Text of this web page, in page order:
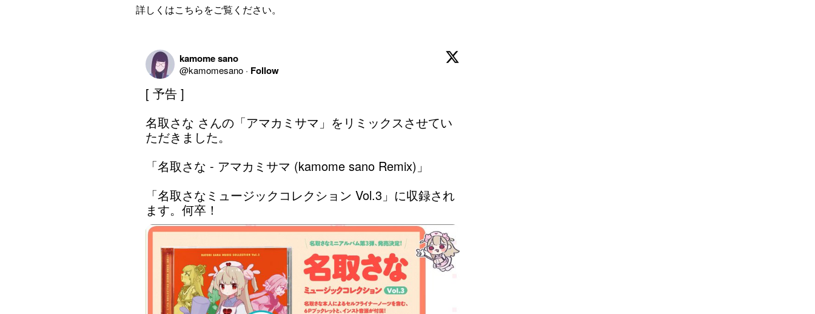
詳しくはこちらをご覧ください。
kamome sano
@kamomesano · Follow
[ 予告 ]
名取さな さんの「アマカミサマ」をリミックスさせてい
ただきました。
「名取さな - アマカミサマ (kamome sano Remix)」
「名取さなミュージックコレクション Vol.3」に収録され
ます。何卒！